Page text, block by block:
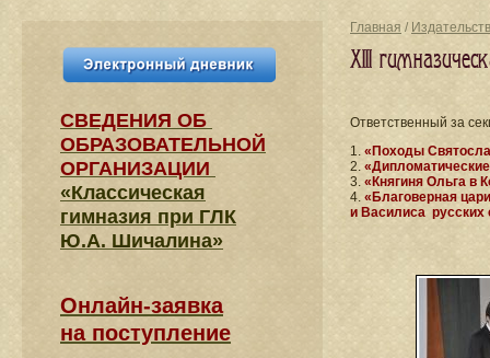
Главная /
XIII
Ответственный за
1. «Походы
2.
3. «Княгиня Ольга в
4. «Благоверная
и Василиса русских
СВЕДЕНИЯ​ ОБ
ОБРАЗОВАТЕЛЬНОЙ
ОРГАНИЗАЦИИ
«Классическая
гимназия при ГЛК
Ю.А. Шичалина»
Онлайн-заявка
на поступление